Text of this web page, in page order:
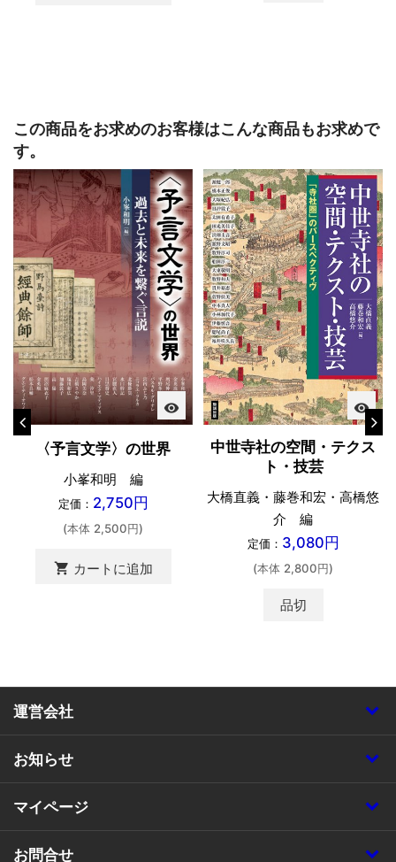
この商品をお求めのお客様はこんな商品もお求めで
す。
visibility
〈予言文学〉の世界
小峯和明 編
定価： 2,750円
(本体 2,500円)
shopping_cart カートに追加
visibility
中世寺社の空間・テクス
ト・技芸
大橋直義・藤巻和宏・高橋悠
介 編
定価： 3,080円
(本体 2,800円)
品切
運営会社
お知らせ
マイページ
お問合せ